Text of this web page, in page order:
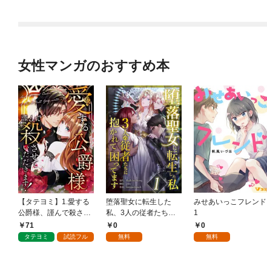
女性マンガのおすすめ本
【タテヨミ】1.愛する
公爵様、謹んで殺させ
ていただきます！
71
タテヨミ 試読フル
堕落聖女に転生した
私、3人の従者たちに
抱かれて困ってます 第
1話
0
無料
みせあいっこフレンド
1
0
無料